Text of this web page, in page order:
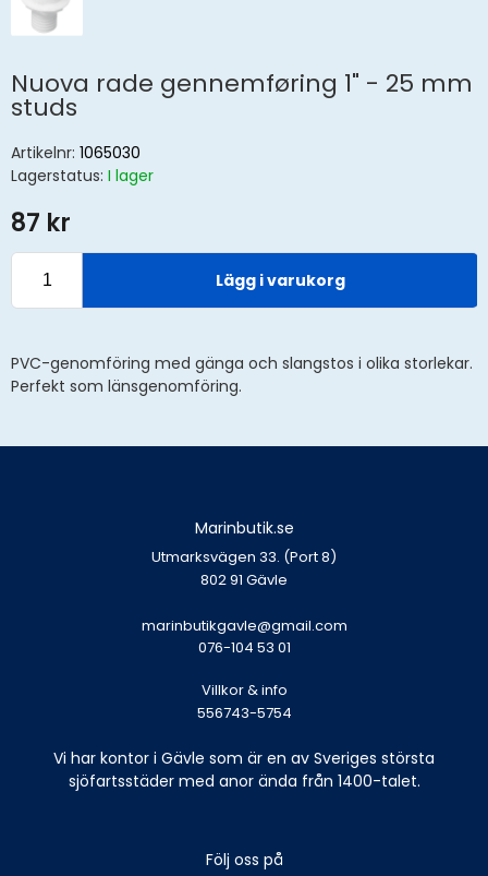
Nuova rade gennemføring 1" - 25 mm
studs
Artikelnr: 1065030
Lagerstatus: I lager
87 kr
Lägg i varukorg
PVC-genomföring med gänga och slangstos i olika storlekar.
Perfekt som länsgenomföring.
Marinbutik.se
Utmarksvägen 33. (Port 8)
802 91 Gävle
marinbutikgavle@gmail.com
076-104 53 01
Villkor & info
556743-5754
Vi har kontor i Gävle som är en av Sveriges största
sjöfartsstäder med anor ända från 1400-talet.
Följ oss på